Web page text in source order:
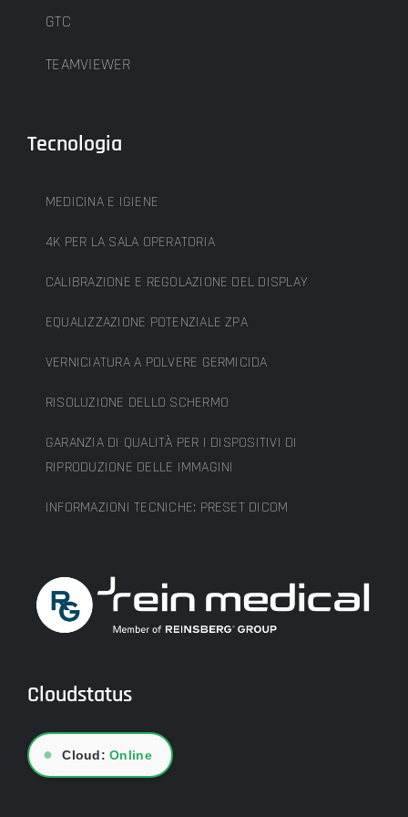
GTC
TEAMVIEWER
Tecnologia
MEDICINA E IGIENE
4K PER LA SALA OPERATORIA
CALIBRAZIONE E REGOLAZIONE DEL DISPLAY
EQUALIZZAZIONE POTENZIALE ZPA
VERNICIATURA A POLVERE GERMICIDA
RISOLUZIONE DELLO SCHERMO
GARANZIA DI QUALITÀ PER I DISPOSITIVI DI
RIPRODUZIONE DELLE IMMAGINI
INFORMAZIONI TECNICHE: PRESET DICOM
Cloudstatus
● Cloud:Online